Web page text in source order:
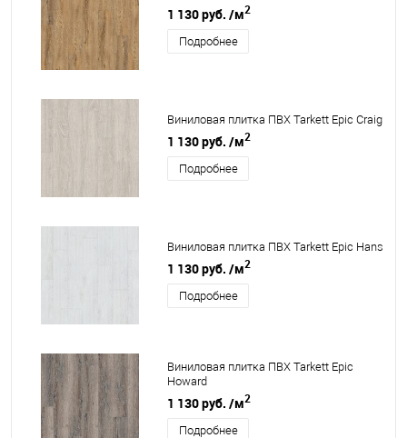
1 130 руб. /м2
Подробнее
Виниловая плитка ПВХ Tarkett Epic Craig
1 130 руб. /м2
Подробнее
Виниловая плитка ПВХ Tarkett Epic Hans
1 130 руб. /м2
Подробнее
Виниловая плитка ПВХ Tarkett Epic
Howard
1 130 руб. /м2
Подробнее